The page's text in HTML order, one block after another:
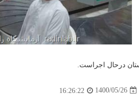
1400/05/26
16:26:22